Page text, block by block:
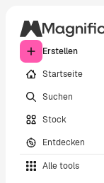
Erstellen
Startseite
Suchen
Stock
Entdecken
Alle tools